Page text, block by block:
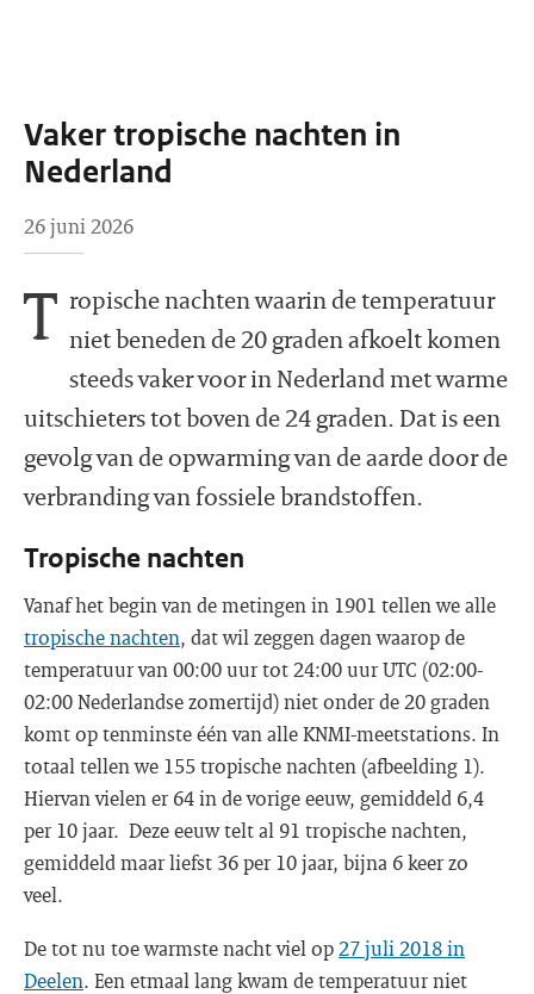
Vaker tropische nachten in
Nederland
26 juni 2026
T ropische nachten waarin de temperatuur
niet beneden de 20 graden afkoelt komen
steeds vaker voor in Nederland met warme
uitschieters tot boven de 24 graden. Dat is een
gevolg van de opwarming van de aarde door de
verbranding van fossiele brandstoffen.
Tropische nachten
Vanaf het begin van de metingen in 1901 tellen we alle
tropische nachten, dat wil zeggen dagen waarop de
temperatuur van 00:00 uur tot 24:00 uur UTC (02:00-
02:00 Nederlandse zomertijd) niet onder de 20 graden
komt op tenminste één van alle KNMI-meetstations. In
totaal tellen we 155 tropische nachten (afbeelding 1).
Hiervan vielen er 64 in de vorige eeuw, gemiddeld 6,4
per 10 jaar. Deze eeuw telt al 91 tropische nachten,
gemiddeld maar liefst 36 per 10 jaar, bijna 6 keer zo
veel.
De tot nu toe warmste nacht viel op 27 juli 2018 in
Deelen. Een etmaal lang kwam de temperatuur niet